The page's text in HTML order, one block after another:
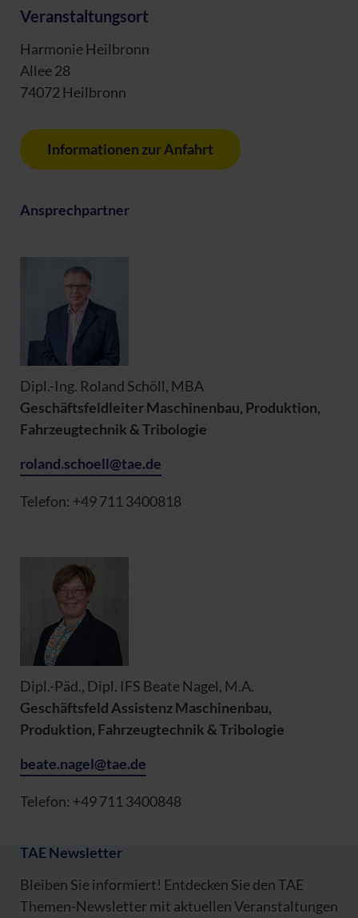
Veranstaltungsort
Harmonie Heilbronn
Allee 28
74072 Heilbronn
Informationen zur Anfahrt
Ansprechpartner
Dipl.-Ing. Roland Schöll, MBA
Geschäftsfeldleiter Maschinenbau, Produktion,
Fahrzeugtechnik & Tribologie
roland.schoell@tae.de
Telefon: +49 711 3400818
Dipl.-Päd., Dipl. IFS Beate Nagel, M.A.
Geschäftsfeld Assistenz Maschinenbau,
Produktion, Fahrzeugtechnik & Tribologie
beate.nagel@tae.de
Telefon: +49 711 3400848
TAE Newsletter
Bleiben Sie informiert! Entdecken Sie den TAE
Themen-Newsletter mit aktuellen Veranstaltungen